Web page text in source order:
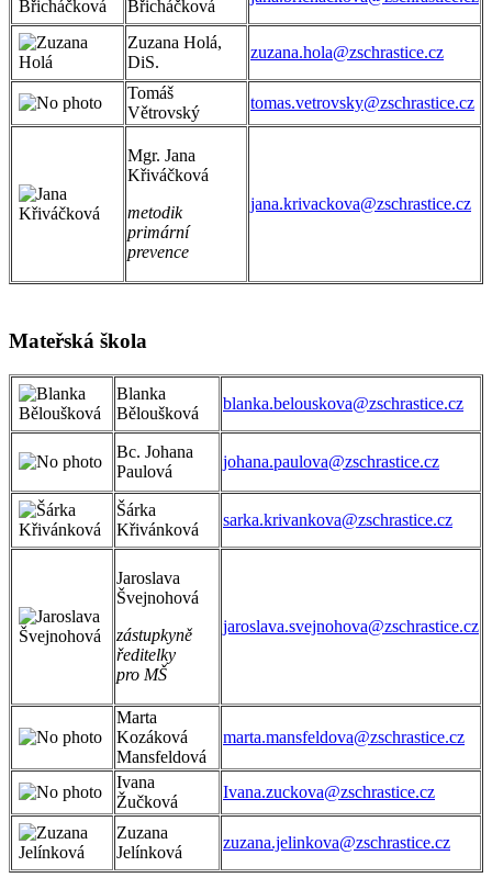
Břicháčková
Zuzana Holá,
DiS.
zuzana.hola@zschrastice.cz
Tomáš
Větrovský
tomas.vetrovsky@zschrastice.cz
Mgr. Jana
Křiváčková
metodik
primární
prevence
jana.krivackova@zschrastice.cz
Mateřská škola
Blanka
Běloušková
blanka.belouskova@zschrastice.cz
Bc. Johana
Paulová
johana.paulova@zschrastice.cz
Šárka
Křivánková
sarka.krivankova@zschrastice.cz
Jaroslava
Švejnohová
zástupkyně
ředitelky
pro MŠ
jaroslava.svejnohova@zschrastice.cz
Marta
Kozáková
Mansfeldová
marta.mansfeldova@zschrastice.cz
Ivana
Žučková
Ivana.zuckova@zschrastice.cz
Zuzana
Jelínková
zuzana.jelinkova@zschrastice.cz